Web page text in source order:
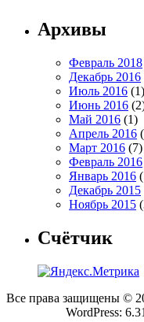
Архивы
Февраль 2018
Декабрь 2016
Июль 2016 (1)
Июнь 2016
Май 2016 (1)
Апрель 2016
Март 2016 (7)
Февраль 2016
Январь 2016
Декабрь 2015
Ноябрь 2015
Счётчик
Все права защищены ©
WordPress: